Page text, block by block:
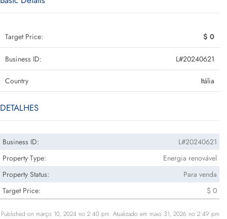
Target Price: $ 0
Business ID: L#20240621
Country Itália
DETALHES
Business ID:
L#20240621
Property Type:
Energia renovável
Property Status:
Para venda
Target Price:
$ 0
Published on março 10, 2024 no 2:40 pm. Atualizado em maio 31, 2026 no 2:49 pm